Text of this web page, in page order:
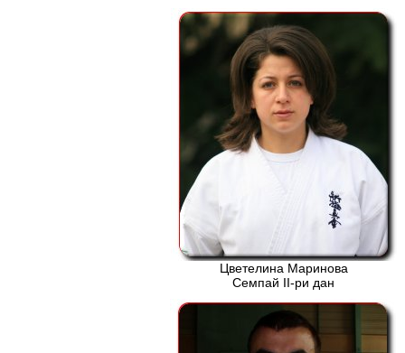
Цветелина Маринова
Семпай ІІ-ри дан